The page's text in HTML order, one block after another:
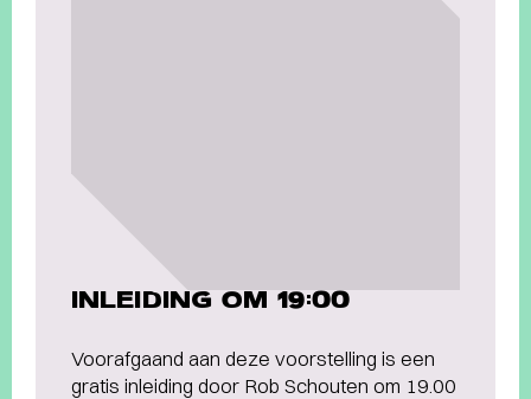
INLEIDING OM 19:00
Voorafgaand aan deze voorstelling is een
gratis inleiding door Rob Schouten om 19.00